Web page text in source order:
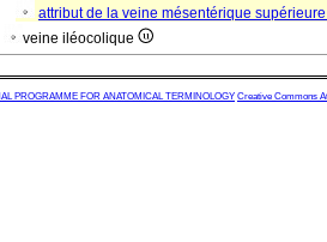
attribut de la veine mésentérique
veine iléocolique
PROGRAMME FOR ANATOMICAL TERMINOLOGY Creative Commons